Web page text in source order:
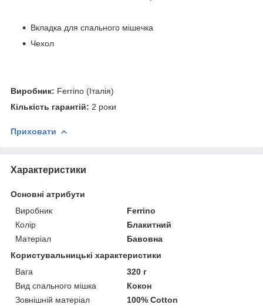
Вкладка для спального мішечка
Чехол
Виробник: Ferrino (Італія)
Кількість гарантій: 2 роки
Приховати
Характеристики
Основні атрибути
Виробник
Ferrino
Колір
Блакитний
Матеріал
Бавовна
Користувальницькі характеристики
Вага
320 г
Вид спального мішка
Кокон
Зовнішній матеріал
100% Cotton